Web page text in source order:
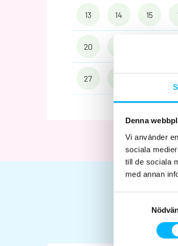
Denna
Vi använder
sociala
till de sociala
med annan
13 14 15
20
27